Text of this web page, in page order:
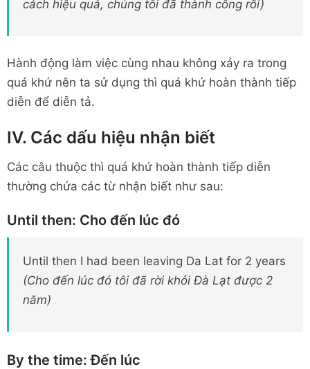
cách hiệu quả, chúng tôi đã thành công rồi)
Hành động làm việc cùng nhau không xảy ra trong
quá khứ nên ta sử dụng thì quá khứ hoàn thành tiếp
diễn để diễn tả.
IV. Các dấu hiệu nhận biết
Các câu thuộc thì quá khứ hoàn thành tiếp diễn
thường chứa các từ nhận biết như sau:
Until then: Cho đến lúc đó
Until then I had been leaving Da Lat for 2 years
(Cho đến lúc đó tôi đã rời khỏi Đà Lạt được 2
năm)
By the time: Đến lúc